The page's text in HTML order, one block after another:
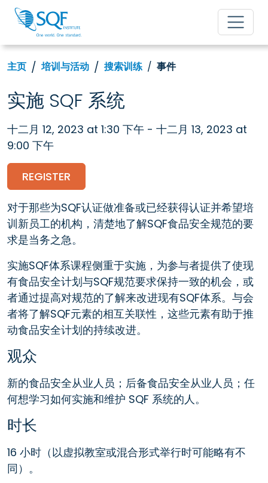
主页 培训与活动 搜索训练 事件
实施 SQF 系统
十二月 12, 2023 at 1:30 下午 - 十二月 13, 2023 at
9:00 下午
REGISTER
对于那些为SQF认证做准备或已经获得认证并希望培
训新员工的机构，清楚地了解SQF食品安全规范的要
求是当务之急。
实施SQF体系课程侧重于实施，为参与者提供了使现
有食品安全计划与SQF规范要求保持一致的机会，或
者通过提高对规范的了解来改进现有SQF体系。与会
者将了解SQF元素的相互关联性，这些元素有助于推
动食品安全计划的持续改进。
观众
新的食品安全从业人员；后备食品安全从业人员；任
何想学习如何实施和维护 SQF 系统的人。
时长
16 小时（以虚拟教室或混合形式举行时可能略有不
同）。